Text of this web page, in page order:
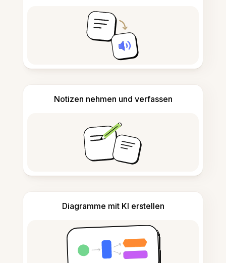
Notizen nehmen und verfassen
Diagramme mit KI erstellen